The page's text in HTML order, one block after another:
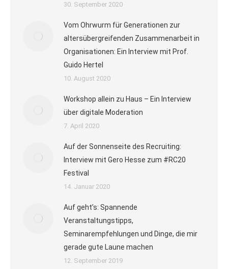
30. September 2020
Vom Ohrwurm für Generationen zur
altersübergreifenden Zusammenarbeit in
Organisationen: Ein Interview mit Prof.
Guido Hertel
10. August 2020
Workshop allein zu Haus – Ein Interview
über digitale Moderation
7. April 2020
Auf der Sonnenseite des Recruiting:
Interview mit Gero Hesse zum #RC20
Festival
14. Januar 2020
Auf geht’s: Spannende
Veranstaltungstipps,
Seminarempfehlungen und Dinge, die mir
gerade gute Laune machen
12. September 2019